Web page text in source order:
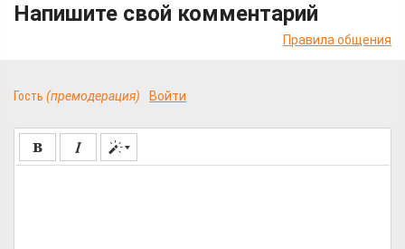
Напишите свой комментарий
Правила общения
Гость (премодерация) Войти